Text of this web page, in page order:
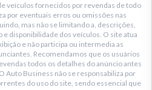
veículos fornecidos por revendas de todo
por eventuais erros ou omissões nas
mas não se limitando a, descrições,
disponibilidade dos veículos. O site atua
e não participa ou intermedia as
Recomendamos que os usuários
todos os detalhes do anúncio antes
Auto Business não se responsabiliza por
do uso do site, sendo essencial que